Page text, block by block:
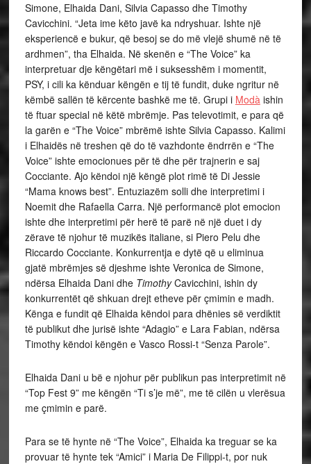
Simone, Elhaida Dani, Silvia Capasso dhe Timothy
Cavicchini. “Jeta ime këto javë ka ndryshuar. Ishte një
eksperiencë e bukur, që besoj se do më vlejë shumë në të
ardhmen”, tha Elhaida. Në skenën e “The Voice” ka
interpretuar dje këngëtari më i suksesshëm i momentit,
PSY, i cili ka kënduar këngën e tij të fundit, duke ngritur në
këmbë sallën të kërcente bashkë me të. Grupi i Modàishin
të ftuar special në këtë mbrëmje. Pas televotimit, e para që
la garën e “The Voice” mbrëmë ishte Silvia Capasso. Kalimi
i Elhaidës në treshen që do të vazhdonte ëndrrën e “The
Voice” ishte emocionues për të dhe për trajnerin e saj
Cocciante. Ajo këndoi një këngë plot rimë të Di Jessie
“Mama knows best”. Entuziazëm solli dhe interpretimi i
Noemit dhe Rafaella Carra. Një performancë plot emocion
ishte dhe interpretimi për herë të parë në një duet i dy
zërave të njohur të muzikës italiane, si Piero Pelu dhe
Riccardo Cocciante. Konkurrentja e dytë që u eliminua
gjatë mbrëmjes së djeshme ishte Veronica de Simone,
ndërsa Elhaida Dani dhe TimothyCavicchini, ishin dy
konkurrentët që shkuan drejt etheve për çmimin e madh.
Kënga e fundit që Elhaida këndoi para dhënies së verdiktit
të publikut dhe jurisë ishte “Adagio” e Lara Fabian, ndërsa
Timothy këndoi këngën e Vasco Rossi-t “Senza Parole”.
Elhaida Dani u bë e njohur për publikun pas interpretimit në
“Top Fest 9” me këngën “Ti s’je më”, me të cilën u vlerësua
me çmimin e parë.
Para se të hynte në “The Voice”, Elhaida ka treguar se ka
provuar të hynte tek “Amici” i Maria De Filippi-t, por nuk